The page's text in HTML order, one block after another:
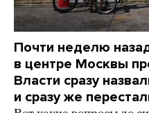
Почти неделю
в центре Москвы
Власти сразу
и сразу же